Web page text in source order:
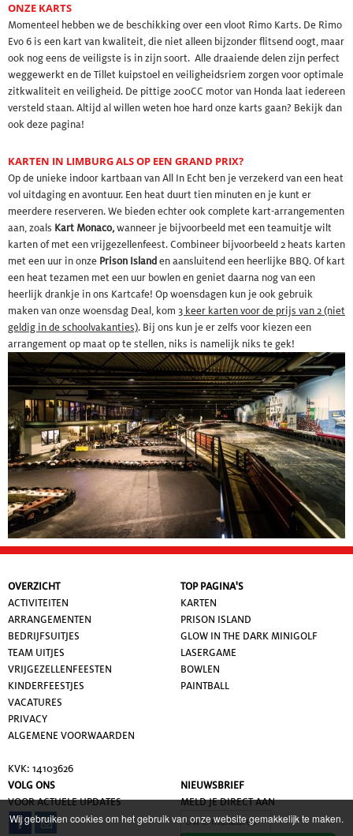
ONZE KARTS
Momenteel hebben we de beschikking over een vloot Rimo Karts. De Rimo
Evo 6 is een kart van kwaliteit, die niet alleen bijzonder flitsend oogt, maar
ook nog eens de veiligste is in zijn soort. Alle draaiende delen zijn perfect
weggewerkt en de Tillet kuipstoel en veiligheidsriem zorgen voor optimale
zitkwaliteit en veiligheid. De pittige 200CC motor van Honda laat iedereen
versteld staan. Altijd al willen weten hoe hard onze karts gaan? Bekijk dan
ook deze pagina!
KARTEN IN LIMBURG ALS OP EEN GRAND PRIX?
Op de unieke indoor kartbaan van All In Echt ben je verzekerd van een heat
vol uitdaging en avontuur. Een heat duurt tien minuten en je kunt er
meerdere reserveren. We bieden echter ook complete kart-arrangementen
aan, zoals Kart Monaco,wanneer je bijvoorbeeld met een teamuitje wilt
karten of met een vrijgezellenfeest. Combineer bijvoorbeeld 2 heats karten
met een uur in onze Prison Islanden aansluitend een heerlijke BBQ. Of kart
een heat tezamen met een uur bowlen en geniet daarna nog van een
heerlijk drankje inons Kartcafe! Op woensdagen kun je ook gebruik
maken van onze woensdag Deal, kom 3 keer karten voor de prijs van 2(niet
geldig in de schoolvakanties). Bij ons kun je er zelfs voor kiezen een
arrangement op maat op te stellen, niks is namelijk niks te gek!
OVERZICHT
ACTIVITEITEN
ARRANGEMENTEN
BEDRIJFSUITJES
TEAM UITJES
VRIJGEZELLENFEESTEN
KINDERFEESTJES
VACATURES
PRIVACY
ALGEMENE VOORWAARDEN
KVK: 14103626
TOP PAGINA'S
KARTEN
PRISON ISLAND
GLOW IN THE DARK MINIGOLF
LASERGAME
BOWLEN
PAINTBALL
VOLG ONS
VOOR ACTUELE UPDATES
NIEUWSBRIEF
MELD JE DIRECT AAN
Wij gebruiken cookies om het gebruik van onze website gemakkelijk te maken.